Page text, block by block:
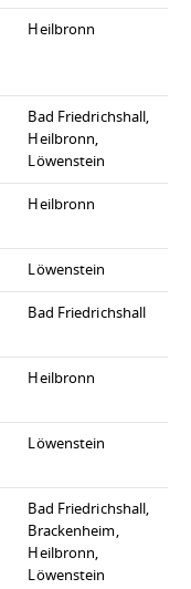
Heilbronn
Bad Friedrichshall,
Heilbronn,
Löwenstein
Heilbronn
Löwenstein
Bad Friedrichshall
Heilbronn
Löwenstein
Bad Friedrichshall,
Brackenheim,
Heilbronn,
Löwenstein